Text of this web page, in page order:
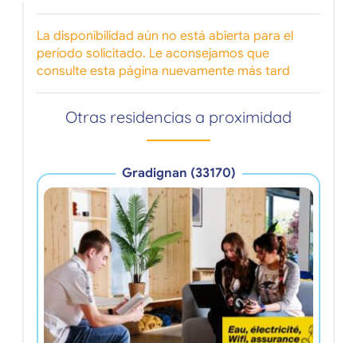
La disponibilidad aún no está abierta para el
período solicitado. Le aconsejamos que
consulte esta página nuevamente más tard
Otras residencias a proximidad
Gradignan (33170)